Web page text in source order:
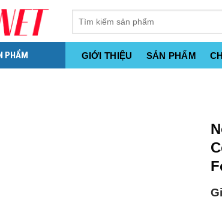
PHẨM GIỚI THIỆU SẢN PHẨM